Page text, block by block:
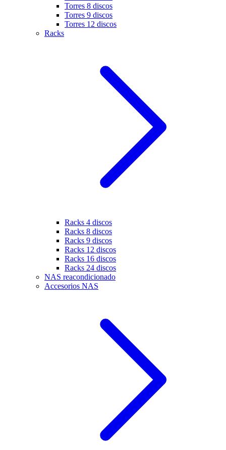
Torres 8 discos
Torres 9 discos
Torres 12 discos
Racks
Racks 4 discos
Racks 8 discos
Racks 9 discos
Racks 12 discos
Racks 16 discos
Racks 24 discos
NAS reacondicionado
Accesorios NAS